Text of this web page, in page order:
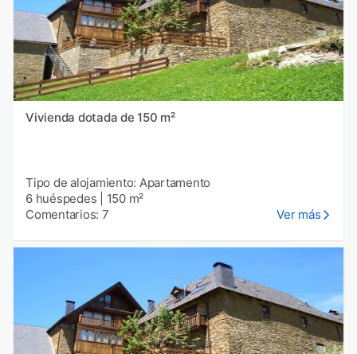
Vivienda dotada de 150 m²
Tipo de alojamiento: Apartamento
6 huéspedes
150 m²
Comentarios: 7
Ver más